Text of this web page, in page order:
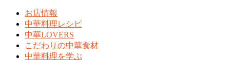
お店情報
中華料理レシピ
中華LOVERS
こだわりの中華食材
中華料理を学ぶ